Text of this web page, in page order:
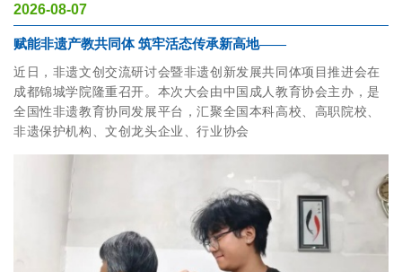
2026-08-07
赋能非遗产教共同体 筑牢活态传承新高地——
近日，非遗文创交流研讨会暨非遗创新发展共同体项目推进会在
成都锦城学院隆重召开。本次大会由中国成人教育协会主办，是
全国性非遗教育协同发展平台，汇聚全国本科高校、高职院校、
非遗保护机构、文创龙头企业、行业协会